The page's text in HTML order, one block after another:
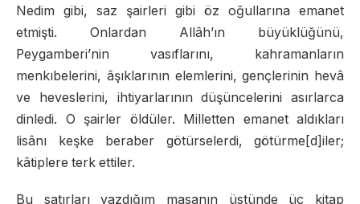
Nedim gibi, saz şairleri gibi öz oğullarına emanet
etmişti. Onlardan Allâh’ın büyüklüğünü,
Peygamberi’nin vasıflarını, kahramanların
menkıbelerini, âşıklarının elemlerini, gençlerinin hevâ
ve heveslerini, ihtiyarlarının düşüncelerini asırlarca
dinledi. O şairler öldüler. Milletten emanet aldıkları
lisânı keşke beraber götürselerdi, götürme[d]iler;
kâtiplere terk ettiler.
Bu satırları yazdığım masanın üstünde üç kitap